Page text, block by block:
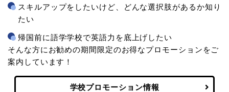
スキルアップをしたいけど、どんな選択肢があるか知り
たい
帰国前に語学学校で英語力を底上げしたい
そんな方にお勧めの期間限定のお得なプロモーションをご
案内しています！
学校プロモーション情報